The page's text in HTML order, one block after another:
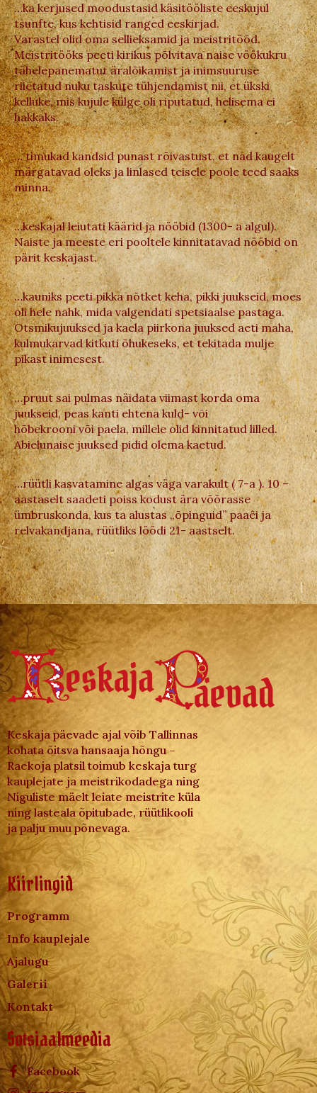
…ka kerjused moodustasid käsitööliste eeskujul
tsunfte, kus kehtisid ranged eeskirjad.
Varastel olid oma sellieksamid ja meistritööd.
Meistritööks peeti kirikus põlvitava naise vöökukru
tähelepanematut äralõikamist ja inimsuuruse
riietatud nuku taskute tühjendamist nii, et ükski
kelluke, mis kujule külge oli riputatud, helisema ei
hakkaks.
… timukad kandsid punast rõivastust, et nad kaugelt
märgatavad oleks ja linlased teisele poole teed saaks
minna.
…keskajal leiutati käärid ja nööbid (1300- a algul).
Naiste ja meeste eri pooltele kinnitatavad nööbid on
pärit keskajast.
…kauniks peeti pikka nõtket keha, pikki juukseid, moes
oli hele nahk, mida valgendati spetsiaalse pastaga.
Otsmikujuuksed ja kaela piirkona juuksed aeti maha,
kulmukarvad kitkuti õhukeseks, et tekitada mulje
pikast inimesest.
…pruut sai pulmas näidata viimast korda oma
juukseid, peas kanti ehtena kuld- või
hõbekrooni või paela, millele olid kinnitatud lilled.
Abielunaise juuksed pidid olema kaetud.
…rüütli kasvatamine algas väga varakult ( 7-a ). 10 –
aastaselt saadeti poiss kodust ära võõrasse
ümbruskonda, kus ta alustas „õpinguid” paaêi ja
relvakandjana, rüütliks löödi 21- aastselt.
Keskaja päevade ajal võib Tallinnas
kohata õitsva hansaaja hõngu –
Raekoja platsil toimub keskaja turg
kauplejate ja meistrikodadega ning
Niguliste mäelt leiate meistrite küla
ning lasteala õpitubade, rüütlikooli
ja palju muu põnevaga.
Kiirlingid
Programm
Info kauplejale
Ajalugu
Galerii
Kontakt
Sotsiaalmeedia
Facebook